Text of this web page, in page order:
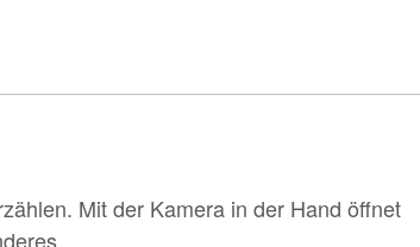
Mit der Kamera in der Hand öffnet